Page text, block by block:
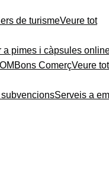
de turismeVeure tot
a pimes i càpsules
Bons ComerçVeure tot
subvencionsServeis a